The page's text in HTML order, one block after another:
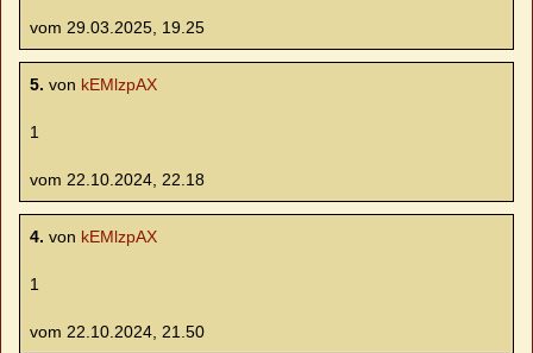
vom 29.03.2025, 19.25
5. von kEMlzpAX
1
vom 22.10.2024, 22.18
4. von kEMlzpAX
1
vom 22.10.2024, 21.50